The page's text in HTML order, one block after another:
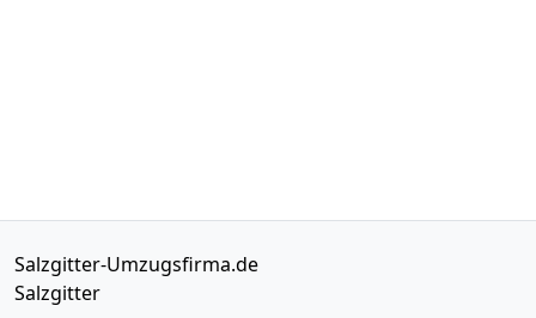
Salzgitter-Umzugsfirma.de
Salzgitter